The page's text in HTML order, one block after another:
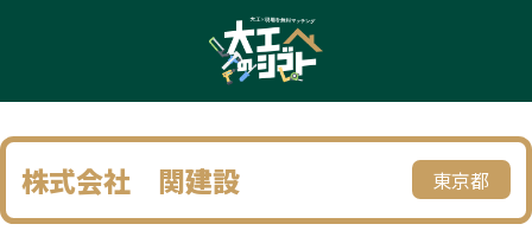
株式会社 関建設 東京都